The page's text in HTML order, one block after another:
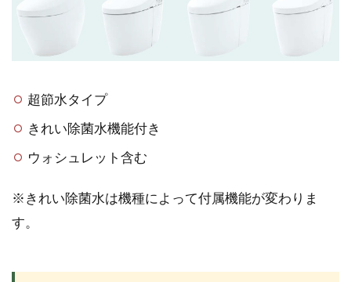
超節水タイプ
きれい除菌水機能付き
ウォシュレット含む
※きれい除菌水は機種によって付属機能が変わりま
す。